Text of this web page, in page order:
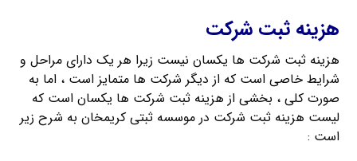
هزینه ثبت شرکت
هزینه ثبت شرکت ها یکسان نیست زیرا هر یک دارای مراحل و
شرایط خاصی است که از دیگر شرکت ها متمایز است ، اما به
صورت کلی ، بخشی از هزینه ثبت شرکت ها یکسان است که
لیست هزینه ثبت شرکت در موسسه ثبتی کریمخان به شرح زیر
است :